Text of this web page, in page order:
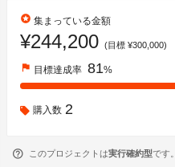
stars 集まっている金額
¥244,200 (目標 ¥300,000)
flag 目標達成率 81%
購入数 2
このプロジェクトは実行確約型です。